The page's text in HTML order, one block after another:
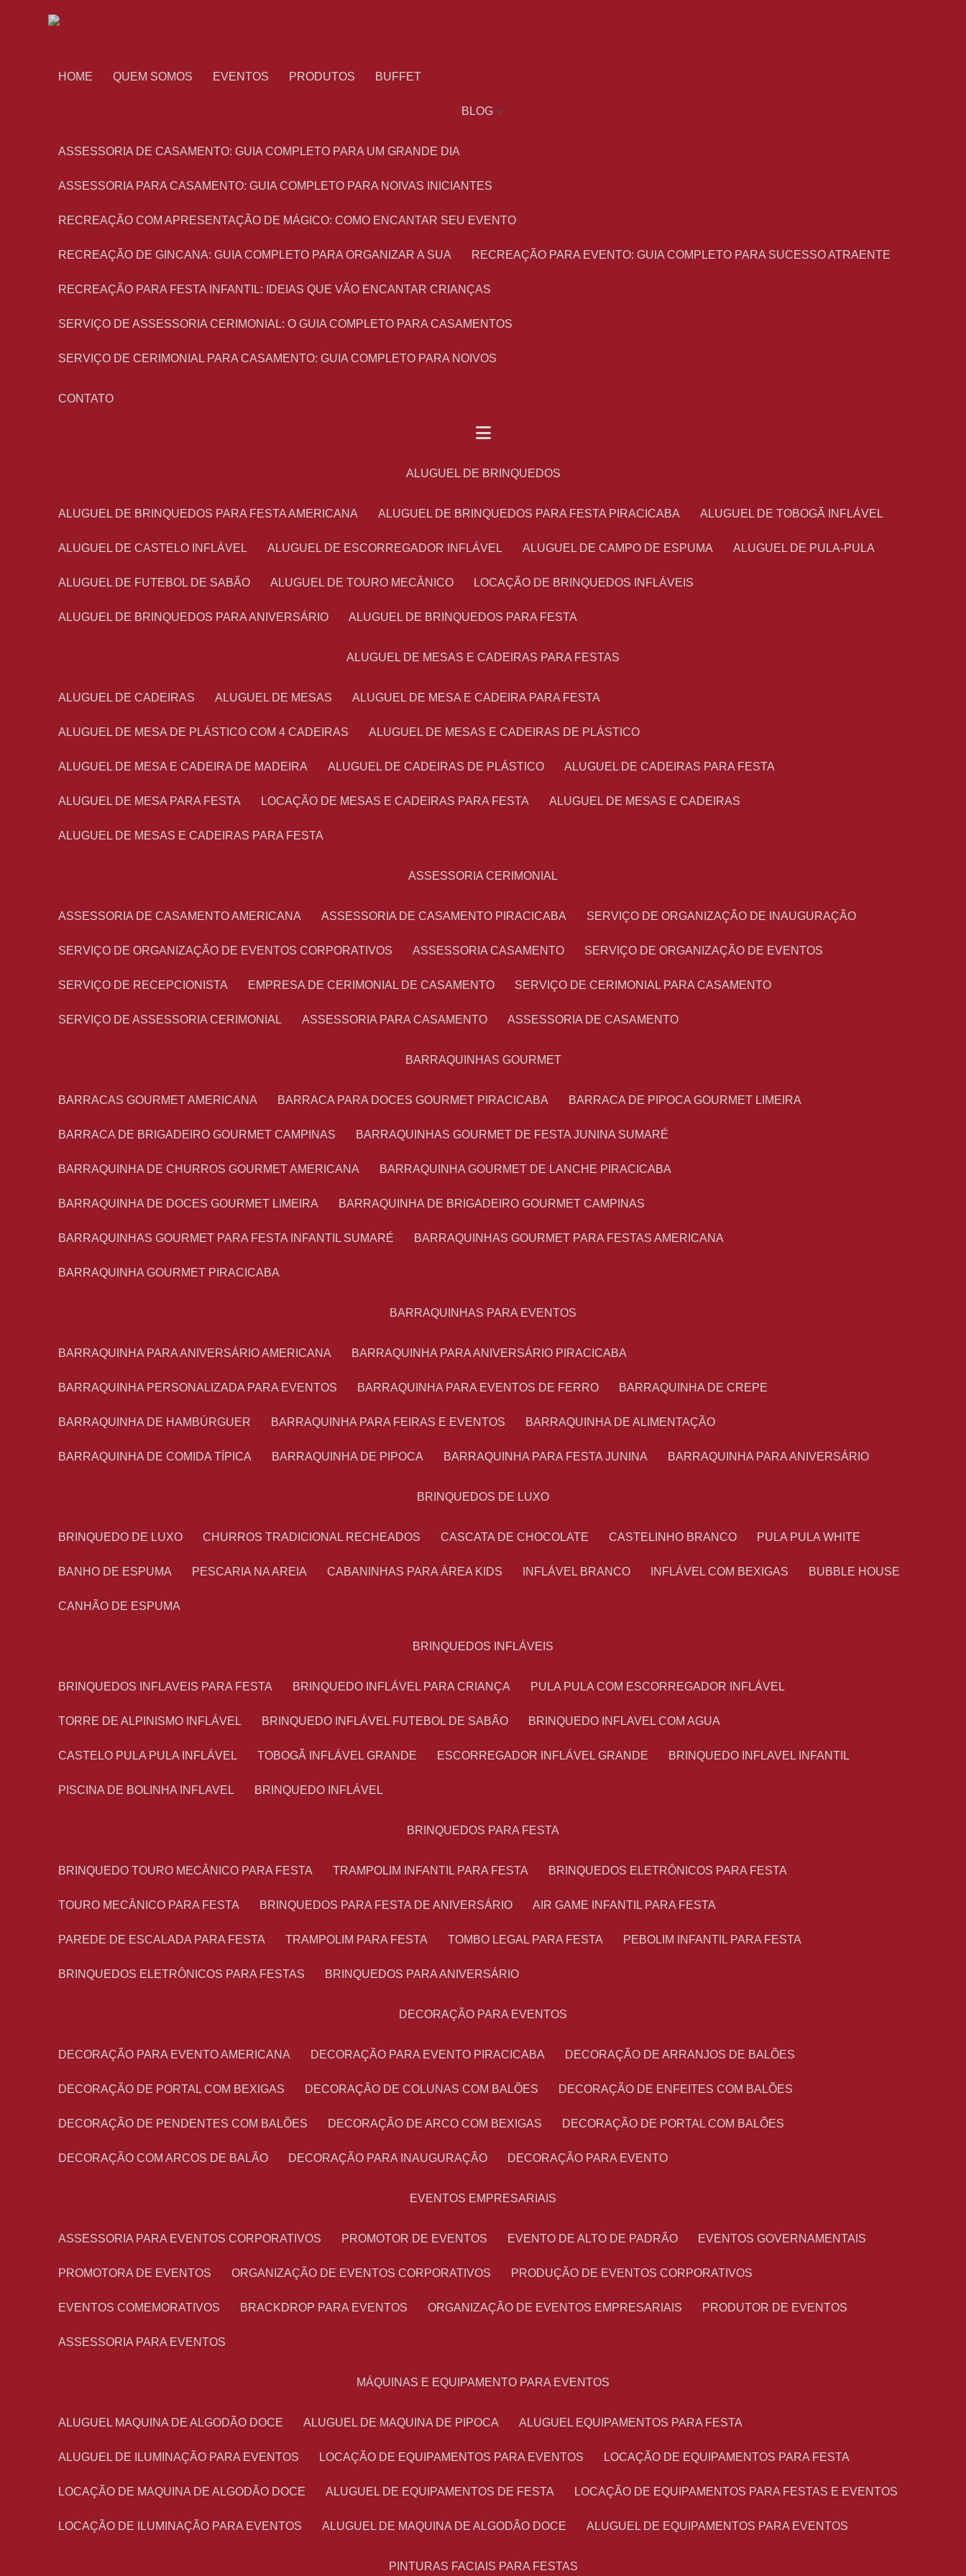
HOME QUEM SOMOS EVENTOS PRODUTOS BUFFET
BLOG
ASSESSORIA DE CASAMENTO: GUIA COMPLETO PARA UM GRANDE DIA
ASSESSORIA PARA CASAMENTO: GUIA COMPLETO PARA NOIVAS INICIANTES
RECREAÇÃO COM APRESENTAÇÃO DE MÁGICO: COMO ENCANTAR SEU EVENTO
RECREAÇÃO DE GINCANA: GUIA COMPLETO PARA ORGANIZAR A SUA RECREAÇÃO PARA EVENTO: GUIA COMPLETO PARA SUCESSO ATRAENTE
RECREAÇÃO PARA FESTA INFANTIL: IDEIAS QUE VÃO ENCANTAR CRIANÇAS
SERVIÇO DE ASSESSORIA CERIMONIAL: O GUIA COMPLETO PARA CASAMENTOS
SERVIÇO DE CERIMONIAL PARA CASAMENTO: GUIA COMPLETO PARA NOIVOS
CONTATO
ALUGUEL DE BRINQUEDOS
ALUGUEL DE BRINQUEDOS PARA FESTA AMERICANA ALUGUEL DE BRINQUEDOS PARA FESTA PIRACICABA ALUGUEL DE TOBOGÃ INFLÁVEL
ALUGUEL DE CASTELO INFLÁVEL ALUGUEL DE ESCORREGADOR INFLÁVEL ALUGUEL DE CAMPO DE ESPUMA ALUGUEL DE PULA-PULA
ALUGUEL DE FUTEBOL DE SABÃO ALUGUEL DE TOURO MECÂNICO LOCAÇÃO DE BRINQUEDOS INFLÁVEIS
ALUGUEL DE BRINQUEDOS PARA ANIVERSÁRIO ALUGUEL DE BRINQUEDOS PARA FESTA
ALUGUEL DE MESAS E CADEIRAS PARA FESTAS
ALUGUEL DE CADEIRAS ALUGUEL DE MESAS ALUGUEL DE MESA E CADEIRA PARA FESTA
ALUGUEL DE MESA DE PLÁSTICO COM 4 CADEIRAS ALUGUEL DE MESAS E CADEIRAS DE PLÁSTICO
ALUGUEL DE MESA E CADEIRA DE MADEIRA ALUGUEL DE CADEIRAS DE PLÁSTICO ALUGUEL DE CADEIRAS PARA FESTA
ALUGUEL DE MESA PARA FESTA LOCAÇÃO DE MESAS E CADEIRAS PARA FESTA ALUGUEL DE MESAS E CADEIRAS
ALUGUEL DE MESAS E CADEIRAS PARA FESTA
ASSESSORIA CERIMONIAL
ASSESSORIA DE CASAMENTO AMERICANA ASSESSORIA DE CASAMENTO PIRACICABA SERVIÇO DE ORGANIZAÇÃO DE INAUGURAÇÃO
SERVIÇO DE ORGANIZAÇÃO DE EVENTOS CORPORATIVOS ASSESSORIA CASAMENTO SERVIÇO DE ORGANIZAÇÃO DE EVENTOS
SERVIÇO DE RECEPCIONISTA EMPRESA DE CERIMONIAL DE CASAMENTO SERVIÇO DE CERIMONIAL PARA CASAMENTO
SERVIÇO DE ASSESSORIA CERIMONIAL ASSESSORIA PARA CASAMENTO ASSESSORIA DE CASAMENTO
BARRAQUINHAS GOURMET
BARRACAS GOURMET AMERICANA BARRACA PARA DOCES GOURMET PIRACICABA BARRACA DE PIPOCA GOURMET LIMEIRA
BARRACA DE BRIGADEIRO GOURMET CAMPINAS BARRAQUINHAS GOURMET DE FESTA JUNINA SUMARÉ
BARRAQUINHA DE CHURROS GOURMET AMERICANA BARRAQUINHA GOURMET DE LANCHE PIRACICABA
BARRAQUINHA DE DOCES GOURMET LIMEIRA BARRAQUINHA DE BRIGADEIRO GOURMET CAMPINAS
BARRAQUINHAS GOURMET PARA FESTA INFANTIL SUMARÉ BARRAQUINHAS GOURMET PARA FESTAS AMERICANA
BARRAQUINHA GOURMET PIRACICABA
BARRAQUINHAS PARA EVENTOS
BARRAQUINHA PARA ANIVERSÁRIO AMERICANA BARRAQUINHA PARA ANIVERSÁRIO PIRACICABA
BARRAQUINHA PERSONALIZADA PARA EVENTOS BARRAQUINHA PARA EVENTOS DE FERRO BARRAQUINHA DE CREPE
BARRAQUINHA DE HAMBÚRGUER BARRAQUINHA PARA FEIRAS E EVENTOS BARRAQUINHA DE ALIMENTAÇÃO
BARRAQUINHA DE COMIDA TÍPICA BARRAQUINHA DE PIPOCA BARRAQUINHA PARA FESTA JUNINA BARRAQUINHA PARA ANIVERSÁRIO
BRINQUEDOS DE LUXO
BRINQUEDO DE LUXO CHURROS TRADICIONAL RECHEADOS CASCATA DE CHOCOLATE CASTELINHO BRANCO PULA PULA WHITE
BANHO DE ESPUMA PESCARIA NA AREIA CABANINHAS PARA ÁREA KIDS INFLÁVEL BRANCO INFLÁVEL COM BEXIGAS BUBBLE HOUSE
CANHÃO DE ESPUMA
BRINQUEDOS INFLÁVEIS
BRINQUEDOS INFLAVEIS PARA FESTA BRINQUEDO INFLÁVEL PARA CRIANÇA PULA PULA COM ESCORREGADOR INFLÁVEL
TORRE DE ALPINISMO INFLÁVEL BRINQUEDO INFLÁVEL FUTEBOL DE SABÃO BRINQUEDO INFLAVEL COM AGUA
CASTELO PULA PULA INFLÁVEL TOBOGÃ INFLÁVEL GRANDE ESCORREGADOR INFLÁVEL GRANDE BRINQUEDO INFLAVEL INFANTIL
PISCINA DE BOLINHA INFLAVEL BRINQUEDO INFLÁVEL
BRINQUEDOS PARA FESTA
BRINQUEDO TOURO MECÂNICO PARA FESTA TRAMPOLIM INFANTIL PARA FESTA BRINQUEDOS ELETRÔNICOS PARA FESTA
TOURO MECÂNICO PARA FESTA BRINQUEDOS PARA FESTA DE ANIVERSÁRIO AIR GAME INFANTIL PARA FESTA
PAREDE DE ESCALADA PARA FESTA TRAMPOLIM PARA FESTA TOMBO LEGAL PARA FESTA PEBOLIM INFANTIL PARA FESTA
BRINQUEDOS ELETRÔNICOS PARA FESTAS BRINQUEDOS PARA ANIVERSÁRIO
DECORAÇÃO PARA EVENTOS
DECORAÇÃO PARA EVENTO AMERICANA DECORAÇÃO PARA EVENTO PIRACICABA DECORAÇÃO DE ARRANJOS DE BALÕES
DECORAÇÃO DE PORTAL COM BEXIGAS DECORAÇÃO DE COLUNAS COM BALÕES DECORAÇÃO DE ENFEITES COM BALÕES
DECORAÇÃO DE PENDENTES COM BALÕES DECORAÇÃO DE ARCO COM BEXIGAS DECORAÇÃO DE PORTAL COM BALÕES
DECORAÇÃO COM ARCOS DE BALÃO DECORAÇÃO PARA INAUGURAÇÃO DECORAÇÃO PARA EVENTO
EVENTOS EMPRESARIAIS
ASSESSORIA PARA EVENTOS CORPORATIVOS PROMOTOR DE EVENTOS EVENTO DE ALTO DE PADRÃO EVENTOS GOVERNAMENTAIS
PROMOTORA DE EVENTOS ORGANIZAÇÃO DE EVENTOS CORPORATIVOS PRODUÇÃO DE EVENTOS CORPORATIVOS
EVENTOS COMEMORATIVOS BRACKDROP PARA EVENTOS ORGANIZAÇÃO DE EVENTOS EMPRESARIAIS PRODUTOR DE EVENTOS
ASSESSORIA PARA EVENTOS
MÁQUINAS E EQUIPAMENTO PARA EVENTOS
ALUGUEL MAQUINA DE ALGODÃO DOCE ALUGUEL DE MAQUINA DE PIPOCA ALUGUEL EQUIPAMENTOS PARA FESTA
ALUGUEL DE ILUMINAÇÃO PARA EVENTOS LOCAÇÃO DE EQUIPAMENTOS PARA EVENTOS LOCAÇÃO DE EQUIPAMENTOS PARA FESTA
LOCAÇÃO DE MAQUINA DE ALGODÃO DOCE ALUGUEL DE EQUIPAMENTOS DE FESTA LOCAÇÃO DE EQUIPAMENTOS PARA FESTAS E EVENTOS
LOCAÇÃO DE ILUMINAÇÃO PARA EVENTOS ALUGUEL DE MAQUINA DE ALGODÃO DOCE ALUGUEL DE EQUIPAMENTOS PARA EVENTOS
PINTURAS FACIAIS PARA FESTAS